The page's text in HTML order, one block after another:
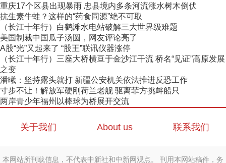
重庆17个区县出现暴雨 忠县境内多条河流涨水树木倒伏
抗生素牛蛙？这样的“药食同源”绝不可取
（长江十年行）白鹤滩水电站破解三大世界级难题
美国制裁中国瓜子汤圆，网友评论亮了
A股“光”又起来了 “股王”联讯仪器涨停
（长江十年行）三座大桥横亘于金沙江干流 桥名“见证”高原发展
之变
潘曦：坚持露头就打 新疆公安机关依法推进反恐工作
寸步不让！解放军硬刚荷兰老舰 驱离菲方挑衅船只
两岸青少年福州以棒球为桥展开交流
关于我们 About us 联系我们
本网站所刊载信息，不代表中新社和中新网观点。 刊用本网站稿件，务